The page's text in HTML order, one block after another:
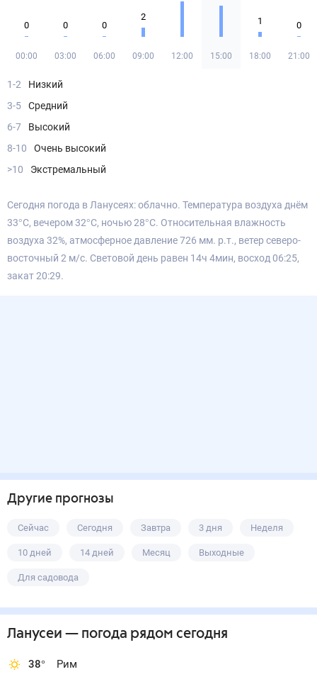
0
00:00
0
03:00
0
06:00
2
09:00 12:00 15:00
1
18:00
0
21:00
1-2
Низкий
3-5
Средний
6-7
Высокий
8-10
Очень высокий
>10
Экстремальный
Сегодня погода в Ланусеях: облачно. Температура воздуха днём
33°С, вечером 32°С, ночью 28°С. Относительная влажность
воздуха 32%, атмосферное давление 726 мм. р.т., ветер северо-
восточный 2 м/с. Световой день равен 14ч 4мин, восход 06:25,
закат 20:29.
Другие прогнозы
Сейчас Сегодня Завтра 3 дня Неделя
10 дней 14 дней Месяц Выходные
Для садовода
Ланусеи — погода рядом сегодня
38° Рим